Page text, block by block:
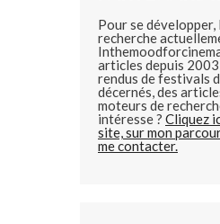
Pour se
recherche
articles depuis
rendus de festivals
décernés, des
moteurs de
intéresse ? Cliquez
site, sur mon
me contacter.